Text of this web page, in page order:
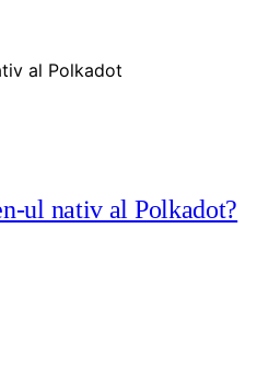
ul nativ al Polkadot?